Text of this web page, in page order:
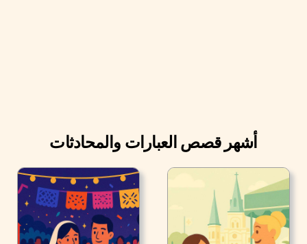
أشهر قصص العبارات والمحادثات